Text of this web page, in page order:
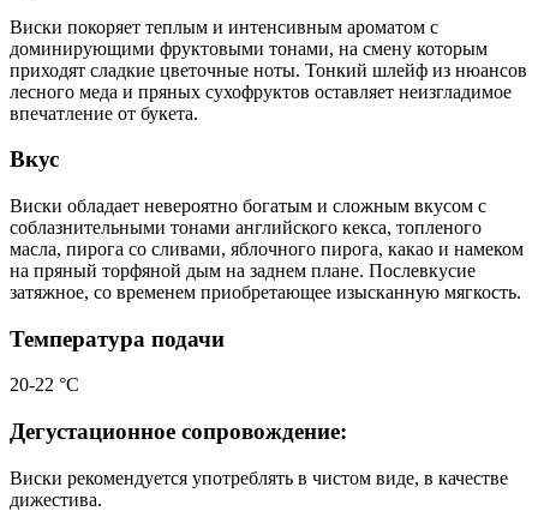
Виски покоряет теплым и интенсивным ароматом с
доминирующими фруктовыми тонами, на смену которым
приходят сладкие цветочные ноты. Тонкий шлейф из нюансов
лесного меда и пряных сухофруктов оставляет неизгладимое
впечатление от букета.
Вкус
Виски обладает невероятно богатым и сложным вкусом с
соблазнительными тонами английского кекса, топленого
масла, пирога со сливами, яблочного пирога, какао и намеком
на пряный торфяной дым на заднем плане. Послевкусие
затяжное, со временем приобретающее изысканную мягкость.
Температура подачи
20-22 °С
Дегустационное сопровождение:
Виски рекомендуется употреблять в чистом виде, в качестве
дижестива.